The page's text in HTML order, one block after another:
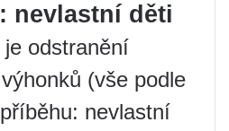
nevlastní děti
odstranění
(vše podle
nevlastní